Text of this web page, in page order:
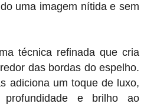
uma imagem nítida e sem
técnica refinada que cria
das bordas do espelho.
adiciona um toque de luxo,
profundidade e brilho ao